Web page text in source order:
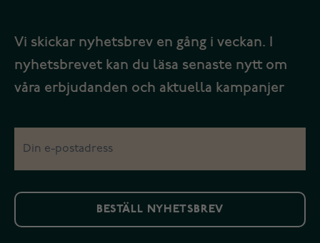
Vi skickar nyhetsbrev en gång i veckan. I
nyhetsbrevet kan du läsa senaste nytt om
våra erbjudanden och aktuella kampanjer
BESTÄLL NYHETSBREV